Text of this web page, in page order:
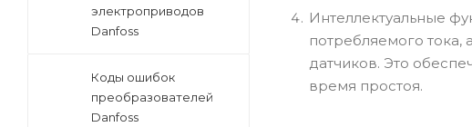
Интеллектуальные
потребляемого
датчиков. Это
время простоя.
электроприводов
Danfoss
Коды ошибок
преобразователей
Danfoss